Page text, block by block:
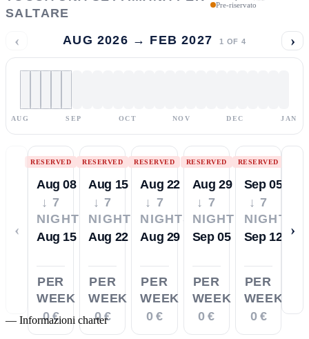
SALTARE
Pre-riservato
‹ AUG 2026 → FEB 2027 1 OF 4 ›
AUG SEP OCT NOV DEC JAN
‹
RESERVED
Aug 08
↓ 7
NIGHTS
Aug 15
PER
WEEK
0 €
RESERVED
Aug 15
↓ 7
NIGHTS
Aug 22
PER
WEEK
0 €
RESERVED
Aug 22
↓ 7
NIGHTS
Aug 29
PER
WEEK
0 €
RESERVED
Aug 29
↓ 7
NIGHTS
Sep 05
PER
WEEK
0 €
RESERVED
Sep 05
↓ 7
NIGHTS
Sep 12
PER
WEEK
0 €
›
— Informazioni charter